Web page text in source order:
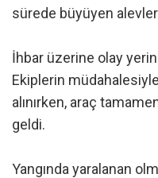
sürede büyüyen alevler
İhbar üzerine olay
Ekiplerin
alınırken, araç
geldi.
Yangında yaralanan